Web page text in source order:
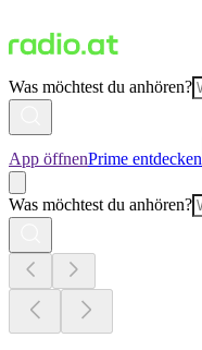
Was möchtest du anhören?
App öffnenPrime entdecken
Was möchtest du anhören?